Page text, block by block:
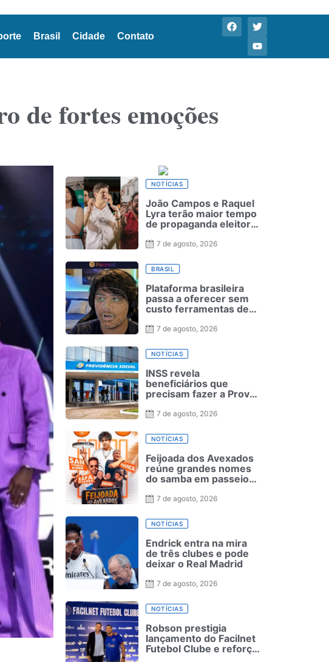
Brasil Cidade Contato
de fortes emoções
NOTÍCIAS
João Campos e Raquel
Lyra terão maior tempo
de propaganda eleitoral
Pernambuco
7 de agosto, 2026
BRASIL
Plataforma brasileira
passa a oferecer sem
custo ferramentas de
para estudantes com
7 de agosto, 2026
NOTÍCIAS
INSS revela
beneficiários que
precisam fazer a Prova
7 de agosto, 2026
NOTÍCIAS
Feijoada dos Avexados
reúne grandes nomes
do samba em passeio
7 de agosto, 2026
NOTÍCIAS
Endrick entra na mira
de três clubes e pode
deixar o Real Madrid
7 de agosto, 2026
NOTÍCIAS
Robson prestigia
lançamento do Facilnet
Futebol Clube e reforça